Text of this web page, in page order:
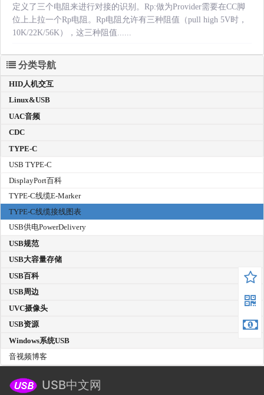
定义了三个电阻来进行对接的识别。Rp:做为Provider需要在CC脚
位上上拉一个Rp电阻。Rp电阻允许有三种阻值（pull high 5V时，
10K/22K/56K），这三种阻值......
分类导航
HID人机交互
Linux&USB
UAC音频
CDC
TYPE-C
USB TYPE-C
DisplayPort百科
TYPE-C线缆E-Marker
TYPE-C线缆接线图表
USB供电PowerDelivery
USB规范
USB大容量存储
USB百科
USB周边
UVC摄像头
USB资源
Windows系统USB
音视频博客
USB中文网